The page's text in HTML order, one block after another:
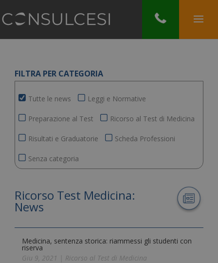
FILTRA PER CATEGORIA
Tutte le news Leggi e Normative
Preparazione al Test Ricorso al Test di Medicina
Risultati e Graduatorie Scheda Professioni
Senza categoria
Ricorso Test Medicina:
News
Medicina, sentenza storica: riammessi gli studenti con
riserva
Giu 9, 2021
Ricorso al Test di Medicina